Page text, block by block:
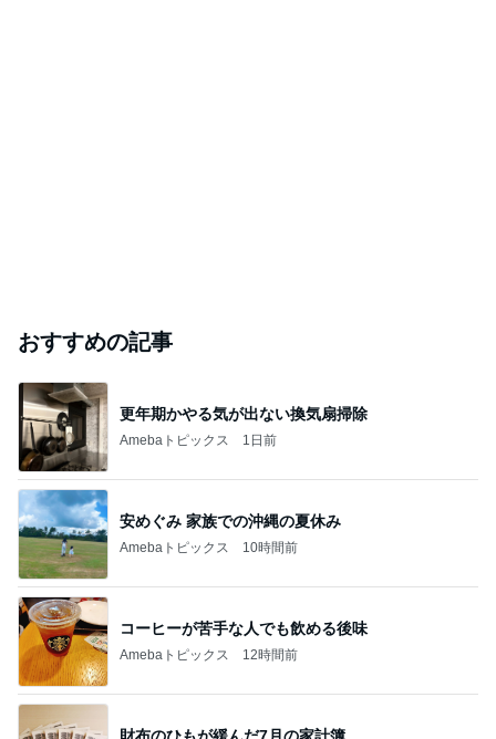
おすすめの記事
更年期かやる気が出ない換気扇掃除
Amebaトピックス 1日前
安めぐみ 家族での沖縄の夏休み
Amebaトピックス 10時間前
コーヒーが苦手な人でも飲める後味
Amebaトピックス 12時間前
財布のひもが緩んだ7月の家計簿